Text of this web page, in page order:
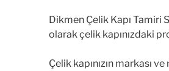
Dikmen Çelik Kapı Tamiri
olarak çelik kapınızdaki
Çelik kapınızın markası